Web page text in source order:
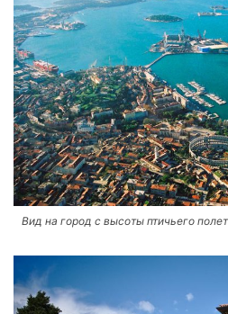
Вид на город с высоты птичьего